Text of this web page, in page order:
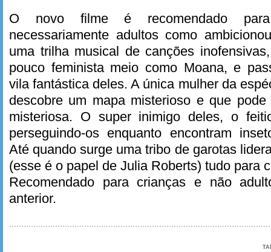
O novo filme é recomendado
necessariamente adultos como
uma trilha musical de canções
pouco feminista meio como Moana, e
vila fantástica deles. A única mulher da
descobre um mapa misterioso e que
misteriosa. O super inimigo deles, o
perseguindo-os enquanto encontram
Até quando surge uma tribo de garotas
(esse é o papel de Julia Roberts) tudo para
Recomendado para crianças e não
anterior.